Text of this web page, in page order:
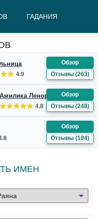
ГАДАНИЯ
4.9
Обзор
Отзывы (263)
Амилика Ленорман
4.8
Обзор
Отзывы (248)
Обзор
Отзывы (184)
ИМЕН